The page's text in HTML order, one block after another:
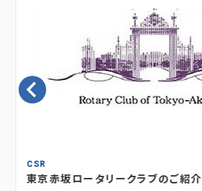
CSR
東京赤坂ロータリークラブのご紹介